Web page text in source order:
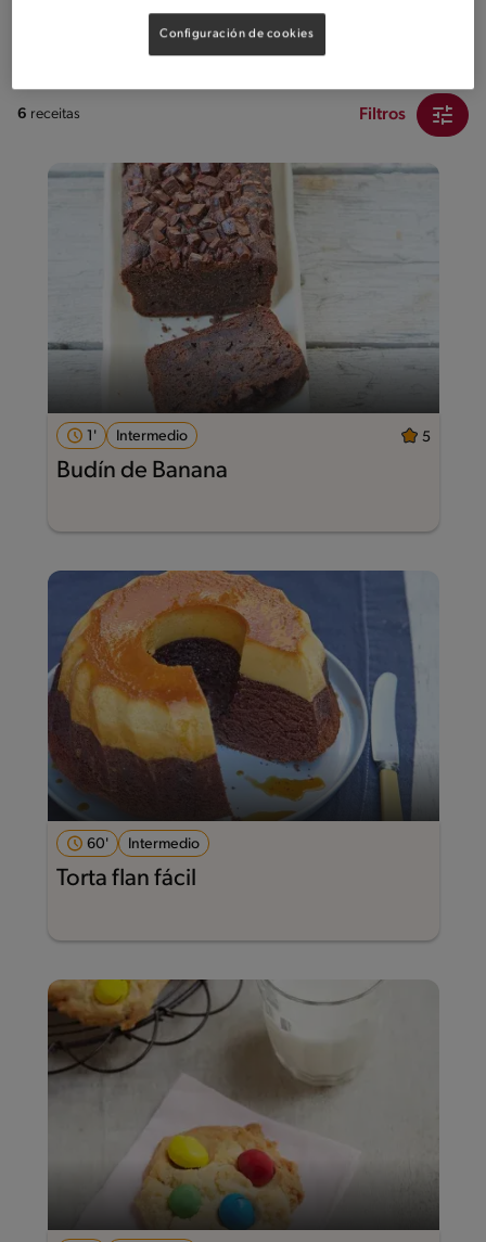
6 receitas Filtros
1' Intermedio 5
Budín de Banana
60' Intermedio
Torta flan fácil
Configuración de cookies